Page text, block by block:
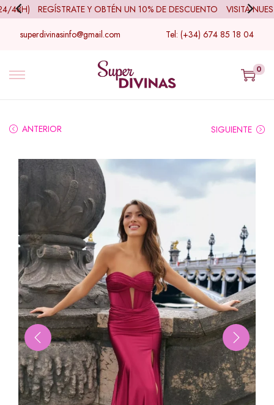
REGÍSTRATE Y OBTÉN UN 10% DE DESCUENTO VISITA
superdivinasinfo@gmail.com Tel: (+34) 674 85 18 04
0
ANTERIOR SIGUIENTE